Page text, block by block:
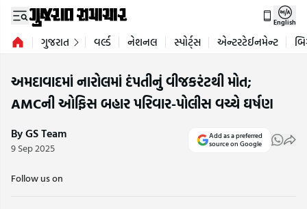
English
ગુજરાત વર્લ્ડ નેશનલ સ્પોર્ટ્સ એન્ટરટેઈનમેન્ટ
અમદાવાદમાં નારોલમાં દંપતીનું વીજકરંટથી મોત;
AMCની ઓફિસ બહાર પરિવાર-પોલીસ વચ્ચે ઘર્ષણ
By GS Team
9 Sep 2025
Add as a preferred
source on Google
Follow us on